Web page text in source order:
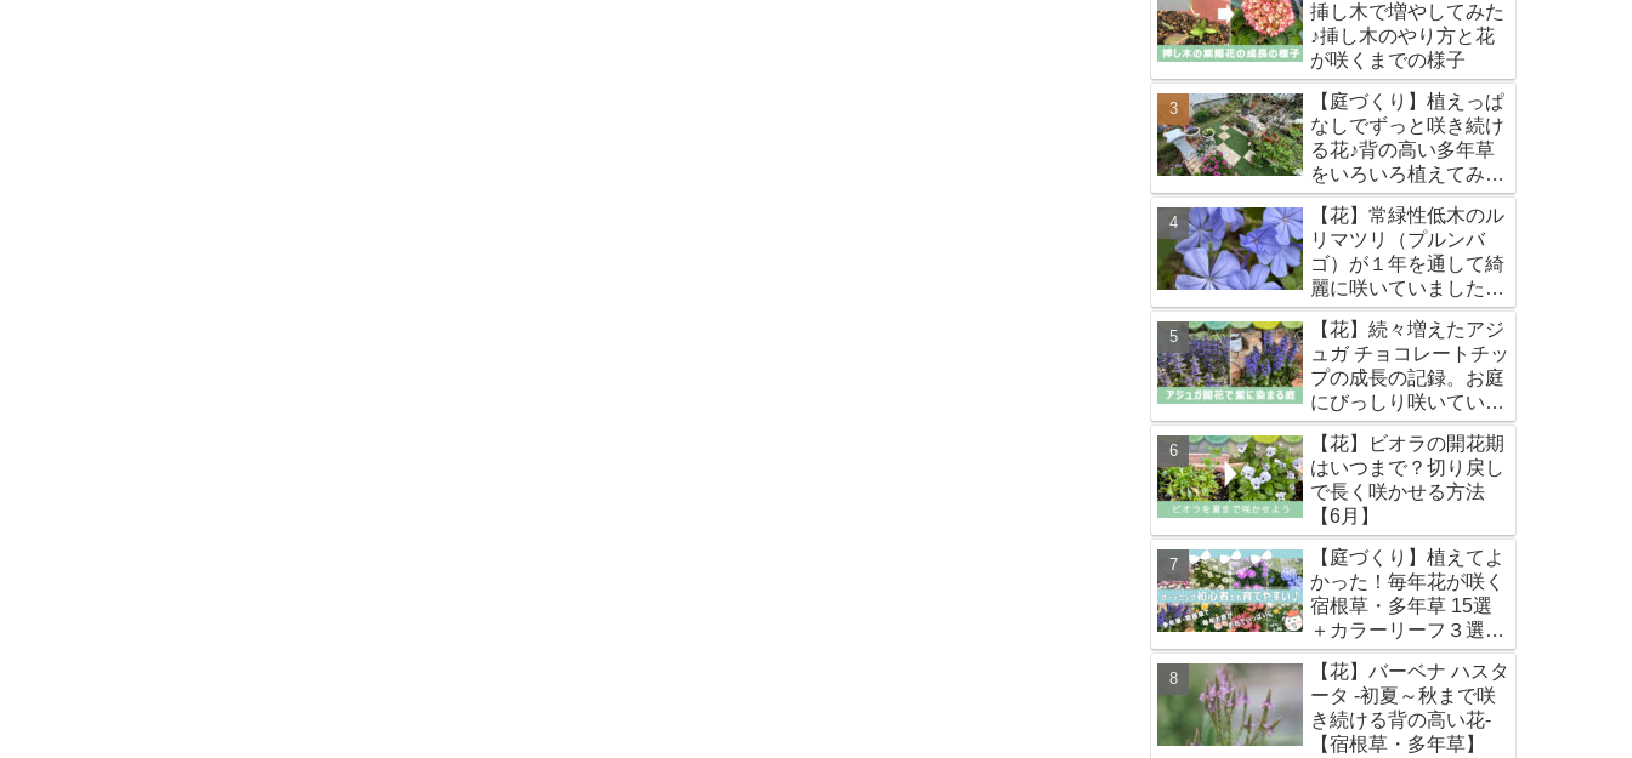
挿し木で増やしてみた
♪挿し木のやり方と花
が咲くまでの様子
【庭づくり】植えっぱ
なしでずっと咲き続け
る花♪背の高い多年草
をいろいろ植えてみま
した -地植え編-【宿根
草・多年草】
【花】常緑性低木のル
リマツリ（プルンバ
ゴ）が１年を通して綺
麗に咲いていました
【宿根草・多年草】
【花】続々増えたアジ
ュガ チョコレートチッ
プの成長の記録。お庭
にびっしり咲いていま
す♪【宿根草・多年
草】
【花】ビオラの開花期
はいつまで？切り戻し
で長く咲かせる方法
【6月】
【庭づくり】植えてよ
かった！毎年花が咲く
宿根草・多年草 15選
＋カラーリーフ３選
【オススメ】
【花】バーベナ ハスタ
ータ -初夏～秋まで咲
き続ける背の高い花-
【宿根草・多年草】